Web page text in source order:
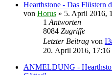
Hearthstone - Das Flüstern
von Horus » 5. April 2016,
1 Antworten
8084 Zugriffe
Letzter Beitrag von
20. April 2016, 17:16
ANMELDUNG -